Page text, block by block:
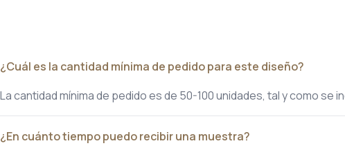
¿Cuál es la cantidad mínima de pedido para este diseño?
La cantidad mínima de pedido es de 50-100 unidades, tal y como se
¿En cuánto tiempo puedo recibir una muestra?